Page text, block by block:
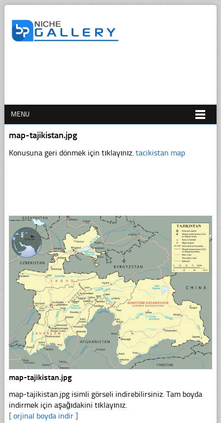
MENU
map-tajikistan.jpg
Konusuna geri dönmek için tıklayınız. tacikistan map
map-tajikistan.jpg
map-tajikistan.jpg isimli görseli indirebilirsiniz. Tam boyda
indirmek için aşağıdakini tıklayınız.
[ orjinal boyda indir ]